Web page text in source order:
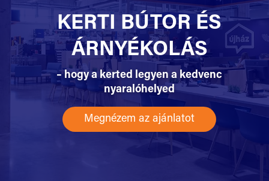
TÖBB SZIGETELÉS
UGYANAZÉRT AZ
ÁRÉRT!
12,5 cm üveggyapot szigetelés
most 10 cm áron!
Megnézem az ajánlatot